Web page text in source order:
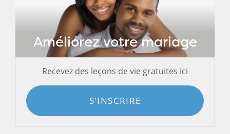
Améliorez votre mariage
Recevez des leçons de vie gratuites ici
S'INSCRIRE